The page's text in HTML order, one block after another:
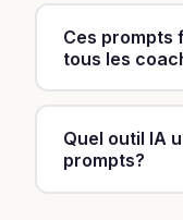
Ces prompts
tous les
Oui, ils sont
nutrition en
votre
Quel outil IA
prompts?